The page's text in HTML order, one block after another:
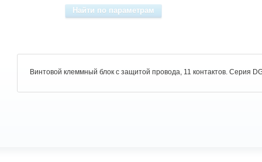
Винтовой клеммный блок с защитой провода, 11 контактов. Серия